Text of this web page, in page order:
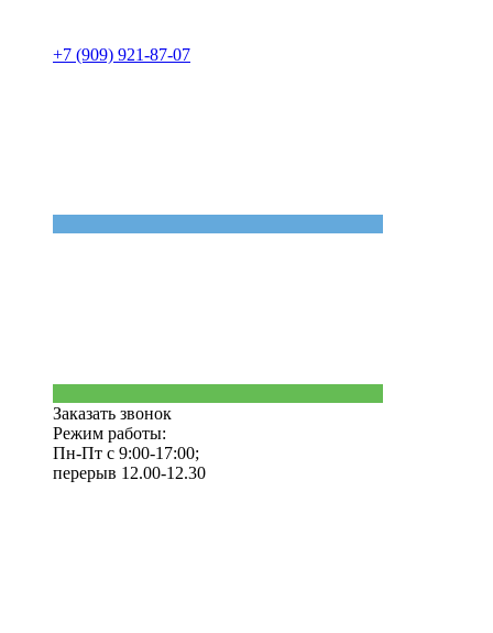
+7 (909) 921-87-07
Заказать звонок
Режим работы:
Пн-Пт с 9:00-17:00;
перерыв 12.00-12.30